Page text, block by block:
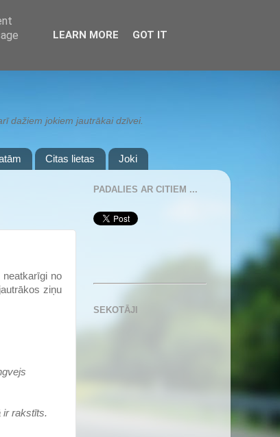
dažiem jokiem jautrākai dzīvei.
Citas lietas Joki
no
ziņu
ir rakstīts.
PADALIES AR CITIEM ...
SEKOTĀJI
LEARN MORE GOT IT